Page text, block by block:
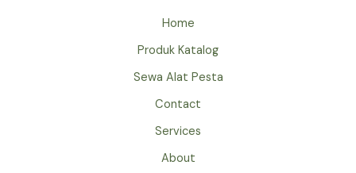
Home
Produk Katalog
Sewa Alat Pesta
Contact
Services
About